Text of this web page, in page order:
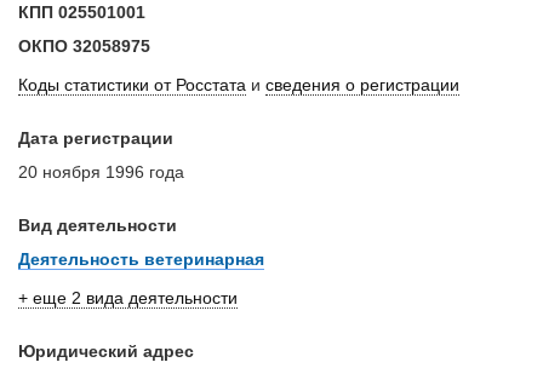
КПП 025501001
ОКПО 32058975
Коды статистики от Росстата и сведения о регистрации
Дата регистрации
20 ноября 1996 года
Вид деятельности
Деятельность ветеринарная
+ еще 2 вида деятельности
Юридический адрес